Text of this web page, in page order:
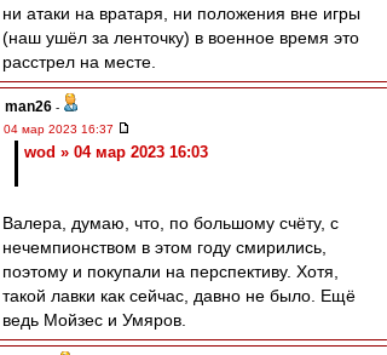
ни атаки на вратаря, ни положения вне игры
(наш ушёл за ленточку) в военное время это
расстрел на месте.
man26 -
04 мар 2023 16:37
wod » 04 мар 2023 16:03
Валера, думаю, что, по большому счёту, с
нечемпионством в этом году смирились,
поэтому и покупали на перспективу. Хотя,
такой лавки как сейчас, давно не было. Ещё
ведь Мойзес и Умяров.